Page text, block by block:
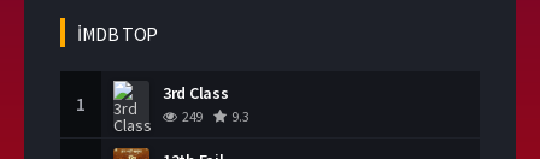
İMDB TOP
1 3rd Class
249 9.3